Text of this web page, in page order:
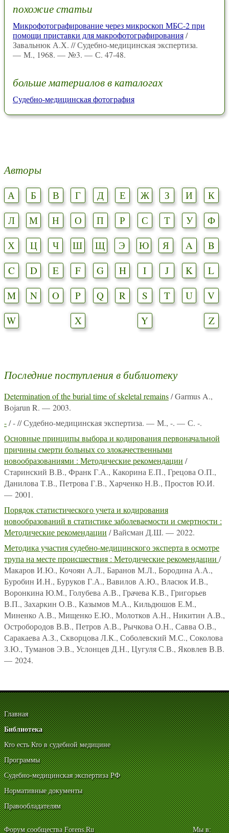
похожие статьи
Микрофотографирование через микроскоп МБС-2 при
помощи приставки для макрофотографирования/
Завальнюк А.Х. // Судебно-медицинская экспертиза.
— М., 1968. — №3. — С. 47-48.
больше материалов в каталогах
Судебно-медицинская фотография
Авторы
А Б В Г Д Е Ж З И
К
Л
М Н О П Р С Т У
Ф
Х
Ц Ч Ш Щ Э Ю Я A
B
C
D E F G H I J K
L
M
N O P Q R S T U
V
W
X Y Z
Последние поступления в библиотеку
Determination of the burial time of skeletal remains/ Garmus A.,
Bojarun R. — 2003.
-/ - // Судебно-медицинская экспертиза. — М., -. — С. -.
Основные принципы выбора и кодирования первоначальной
причины смерти больных со злокачественными
новообразованиями : Методические рекомендации /
Старинский В.В., Франк Г.А., Какорина Е.П., Грецова О.П.,
Данилова Т.В., Петрова Г.В., Харченко Н.В., Простов Ю.И.
— 2001.
Порядок статистического учета и кодирования
новообразований в статистике заболеваемости и смертности :
Методические рекомендации / Вайсман Д.Ш. — 2022.
Методика участия судебно-медицинского эксперта в осмотре
трупа на месте происшествия : Методические рекомендации /
Макаров И.Ю., Кочоян А.Л., Баранов М.Л., Бородина А.А.,
Буробин И.Н., Буруков Г.А., Вавилов А.Ю., Власюк И.В.,
Воронкина Ю.М., Голубева А.В., Грачева К.В., Григорьев
В.П., Захаркин О.В., Казымов М.А., Кильдюшов Е.М.,
Миненко А.В., Мищенко Е.Ю., Молотков А.Н., Никитин А.В.,
Остробородов В.В., Петров А.В., Рычкова О.Н., Савва О.В.,
Саракаева А.З., Скворцова Л.К., Соболевский М.С., Соколова
З.Ю., Туманов Э.В., Услонцев Д.Н., Цугуля С.В., Яковлев В.В.
— 2024.
Главная
Библиотека
Кто есть Кто в судебной медицине
Программы
Судебно-медицинская экспертиза РФ
Нормативные документы
Правообладателям
Форум сообщества Forens.Ru Мы в: